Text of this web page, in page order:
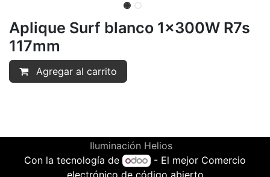
Aplique Surf blanco 1x300W R7s
117mm
Agregar al carrito
Iluminación Helios
Con la tecnología de
- El mejor Comercio
electrónico de código abierto